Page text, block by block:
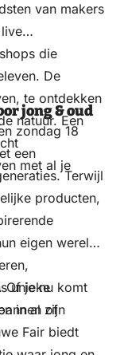
van makers
die
De
te ontdekken
natuur. Een
met al je
jong & oud
zondag 18
een
Terwijl
producten,
eigen wereld
Of je nu komt
of
Fair biedt
unieke
in al zijn